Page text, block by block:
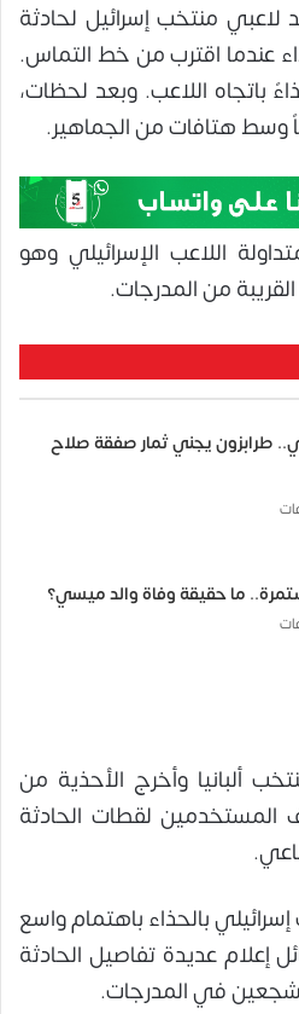
لاعبي منتخب إسرائيل لحادثة
عندما اقترب من خط التماس.
باتجاه اللاعب. وبعد لحظات،
وسط هتافات من الجماهير.
اللاعب الإسرائيلي وهو
من المدرجات.
طرابزون يجني ثمار صفقة صلاح
ما حقيقة وفاة والد ميسي؟
ألبانيا وأخرج الأحذية من
المستخدمين لقطات الحادثة
بالحذاء باهتمام واسع
إعلام عديدة تفاصيل الحادثة
في المدرجات.